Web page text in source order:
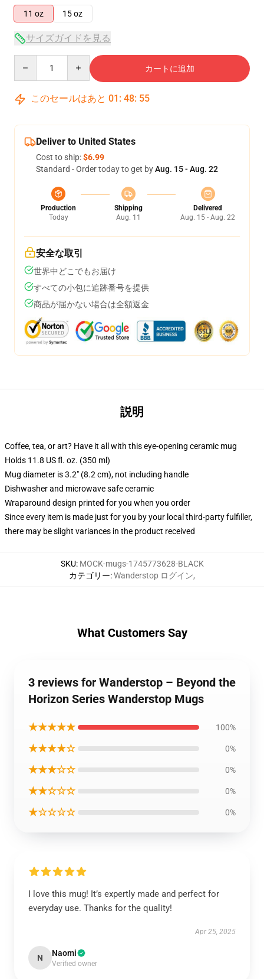
11 oz
15 oz
サイズガイドを見る
カートに追加
このセールはあと 01 : 48: 55
Deliver to United States
Cost to ship:$6.99
Standard - Order today to get byAug. 15 - Aug. 22
Production
Today
Shipping
Aug. 11
Delivered
Aug. 15 - Aug. 22
安全な取引
世界中どこでもお届け
すべての小包に追跡番号を提供
商品が届かない場合は全額返金
説明
Coffee, tea, or art? Have it all with this eye-opening ceramic mug
Holds 11.8 US fl. oz. (350 ml)
Mug diameter is 3.2" (8.2 cm), not including handle
Dishwasher and microwave safe ceramic
Wraparound design printed for you when you order
Since every item is made just for you by your local third-party fulfiller,
there may be slight variances in the product received
SKU: MOCK-mugs-1745773628-BLACK
カテゴリー:Wanderstop ログイン,
What Customers Say
3 reviews for Wanderstop – Beyond the
Horizon Series Wanderstop Mugs
★★★★★ 100%
★★★★☆ 0%
★★★☆☆ 0%
★★☆☆☆ 0%
★☆☆☆☆ 0%
I love this mug! It’s expertly made and perfect for
everyday use. Thanks for the quality!
Apr 25, 2025
N Naomi
Verified owner